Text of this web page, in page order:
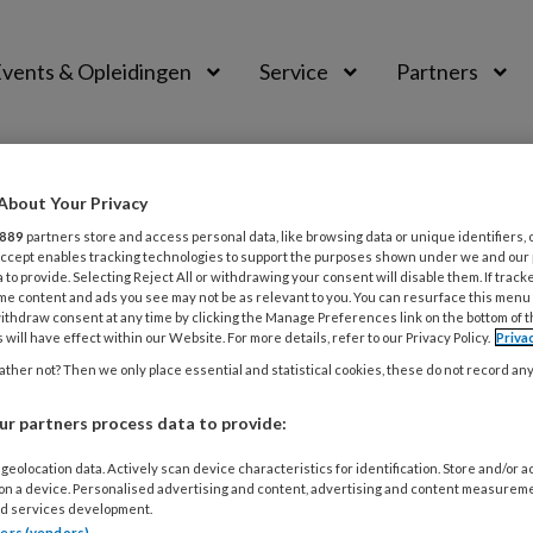
& Opleidingen Service Partners
2024 ACHTERGROND ETHISCHE PROFESSIONALITEIT
vaak een omslag in het denken over
Hendrika van Deijk is lid van de Commissie van
Your Privacy
889 partners store and access personal data, like browsing data or unique identifiers,
enables tracking technologies to support the purposes shown under we and
to provide. Selecting Reject All or withdrawing your consent will disable them. If
content and ads you see may not be as relevant to you. You can resurface this
consent at any time by clicking the Manage Preferences link on the bottom of
will have effect within our Website. For more details, refer to our Privacy Policy.
not? Then we only place essential and statistical cookies, these do not record
partners process data to provide:
data. Actively scan device characteristics for identification. Store and/or
a device. Personalised advertising and content, advertising and content
services development.